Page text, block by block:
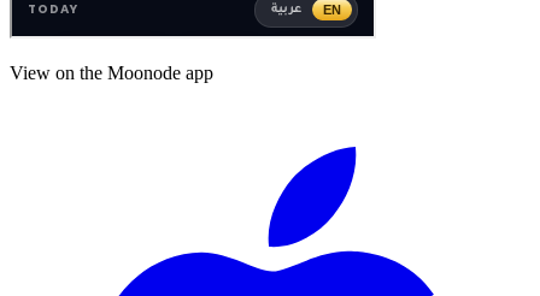
View on the Moonode app